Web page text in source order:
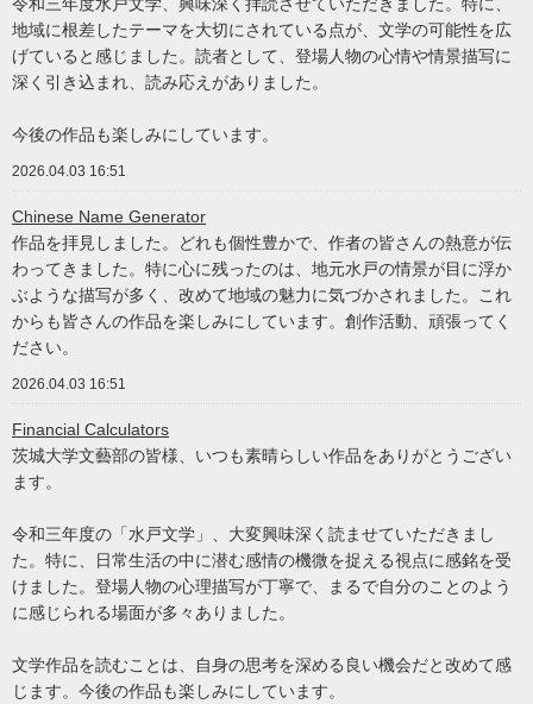
地域に根差したテーマを大切にされている点が、文学の可能性を広
げていると感じました。読者として、登場人物の心情や情景描写に
深く引き込まれ、読み応えがありました。
今後の作品も楽しみにしています。
2026.04.03 16:51
Chinese Name Generator
作品を拝見しました。どれも個性豊かで、作者の皆さんの熱意が伝
わってきました。特に心に残ったのは、地元水戸の情景が目に浮か
ぶような描写が多く、改めて地域の魅力に気づかされました。これ
からも皆さんの作品を楽しみにしています。創作活動、頑張ってく
ださい。
2026.04.03 16:51
Financial Calculators
茨城大学文藝部の皆様、いつも素晴らしい作品をありがとうござい
ます。
令和三年度の「水戸文学」、大変興味深く読ませていただきまし
た。特に、日常生活の中に潜む感情の機微を捉える視点に感銘を受
けました。登場人物の心理描写が丁寧で、まるで自分のことのよう
に感じられる場面が多々ありました。
文学作品を読むことは、自身の思考を深める良い機会だと改めて感
じます。今後の作品も楽しみにしています。